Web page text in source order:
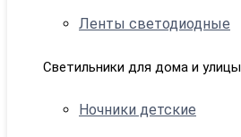
Ленты светодиодные
Светильники для дома и улицы
Ночники детские